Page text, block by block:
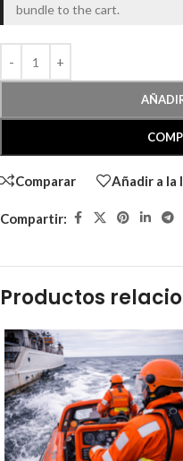
bundle to the cart.
Comparar Añadir a la
Compartir:
Productos